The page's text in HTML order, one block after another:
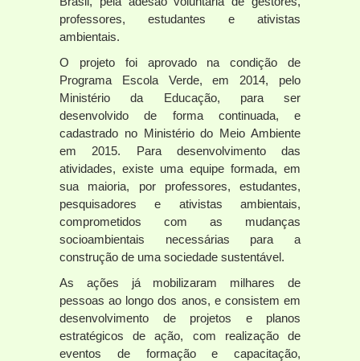
professores, estudantes e ativistas
ambientais.
O projeto foi aprovado na condição de
Programa Escola Verde, em 2014, pelo
Ministério da Educação, para ser
desenvolvido de forma continuada, e
cadastrado no Ministério do Meio Ambiente
em 2015. Para desenvolvimento das
atividades, existe uma equipe formada, em
sua maioria, por professores, estudantes,
pesquisadores e ativistas ambientais,
comprometidos com as mudanças
socioambientais necessárias para a
construção de uma sociedade sustentável.
As ações já mobilizaram milhares de
pessoas ao longo dos anos, e consistem em
desenvolvimento de projetos e planos
estratégicos de ação, com realização de
eventos de formação e capacitação,